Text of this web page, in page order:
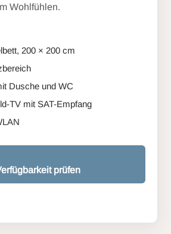
Wohlfühlen.
200 × 200 cm
Dusche und WC
TV mit SAT-Empfang
prüfen